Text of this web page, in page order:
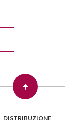
DISTRIBUZIONE